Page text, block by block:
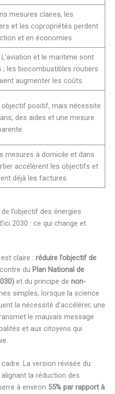
mesures claires, les
et les copropriétés perdent
et en économies.
L’aviation et le maritime sont
; les biocombustibles routiers
augmenter les coûts.
objectif positif, mais nécessite
des aides et une mesure
mesures à domicile et dans
accélèrent les objectifs et
déjà les factures.
l’objectif des énergies
2030 : ce qui change et
claire : réduire l’objectif de
du Plan National de
et du principe de non-
simples, lorsque la science
la nécessité d’accélérer, une
le mauvais message
et aux citoyens qui
La version révisée du
alignant la réduction des
à environ 55% par rapport à